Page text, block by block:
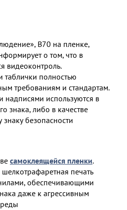
B70 на пленке,
о том, что в
видеоконтроль.
таблички полностью
требованиям и стандартам.
используются в
знака, либо в качестве
безопасности
самоклеящейся пленки.
печать
обеспечивающими
даже к агрессивным